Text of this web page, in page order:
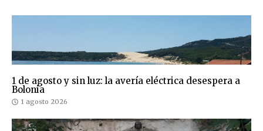
1 de agosto y sin luz: la avería eléctrica desespera a
Bolonia
1 agosto 2026